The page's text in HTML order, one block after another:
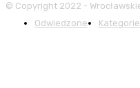
© Copyright 2022 -
Odwiedzone
Kategorie